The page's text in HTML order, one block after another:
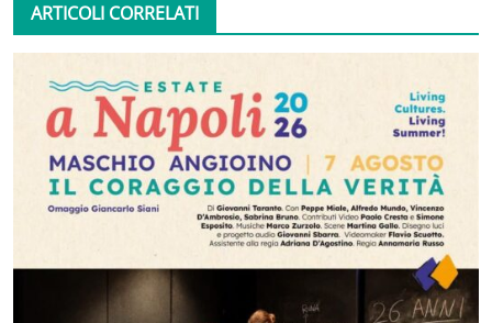
ARTICOLI CORRELATI